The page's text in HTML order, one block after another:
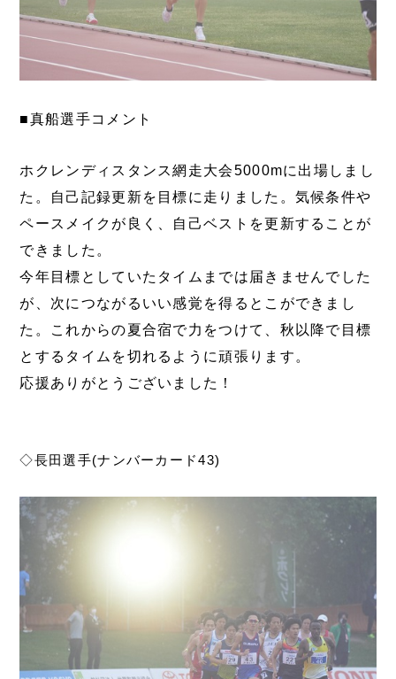
■真船選手コメント
ホクレンディスタンス網走大会5000mに出場しまし
た。自己記録更新を目標に走りました。気候条件や
ペースメイクが良く、自己ベストを更新することが
できました。
今年目標としていたタイムまでは届きませんでした
が、次につながるいい感覚を得るとこができまし
た。これからの夏合宿で力をつけて、秋以降で目標
とするタイムを切れるように頑張ります。
応援ありがとうございました！
◇長田選手(ナンバーカード43)